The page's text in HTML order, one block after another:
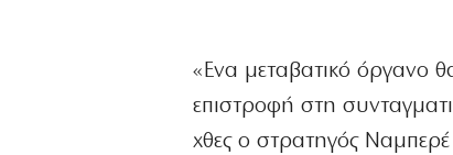
«Ενα μεταβατικό όργανο
επιστροφή στη
χθες ο στρατηγός